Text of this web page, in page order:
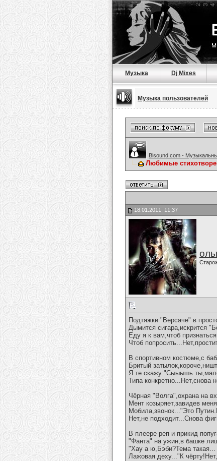
Музыка Dj Mixes
Музыка пользователей
Bisound.com -
Любимые
18.01.2011, 11:37
Подтяжки "Версаче" в
Дымится сигара,искрится
Еду я к вам,чтоб
Чтоб
В спортивном костюме,с
Бритый
Я те скажу:"Сыыышь
Типа конкретно...Нет,снова
Чёрная "Волга",охрана на
Мент козыряет,завидев
Мобила,звонок..."Это
Нет,не подходит...Снова
В плеере реп и прикид
"Фанта" на ужин,в башке
"Хау а ю,Бэби?Тема такая...
Лажовая деху..."К